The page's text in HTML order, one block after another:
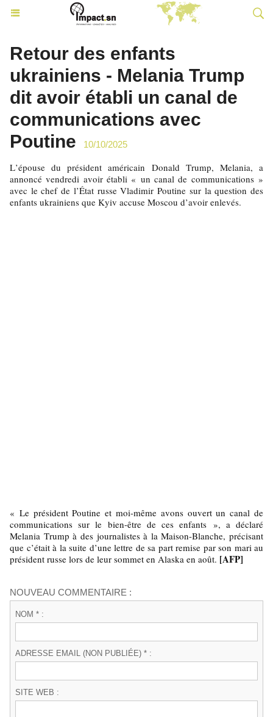
Retour des enfants
ukrainiens - Melania Trump
dit avoir établi un canal de
communications avec
Poutine
10/10/2025
L’épouse du président américain Donald Trump, Melania, a
annoncé vendredi avoir établi « un canal de communications »
avec le chef de l’État russe Vladimir Poutine sur la question des
enfants ukrainiens que Kyiv accuse Moscou d’avoir enlevés.
« Le président Poutine et moi-même avons ouvert un canal de
communications sur le bien-être de ces enfants », a déclaré
Melania Trump à des journalistes à la Maison-Blanche, précisant
que c’était à la suite d’une lettre de sa part remise par son mari au
président russe lors de leur sommet en Alaska en août. [AFP]
NOUVEAU COMMENTAIRE :
NOM * :
ADRESSE EMAIL (NON PUBLIÉE) * :
SITE WEB :